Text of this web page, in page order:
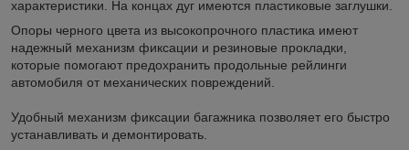
характеристики. На концах дуг имеются пластиковые заглушки.
Опоры черного цвета из высокопрочного пластика имеют
надежный механизм фиксации и резиновые прокладки,
которые помогают предохранить продольные рейлинги
автомобиля от механических повреждений.
Удобный механизм фиксации багажника позволяет его быстро
устанавливать и демонтировать.